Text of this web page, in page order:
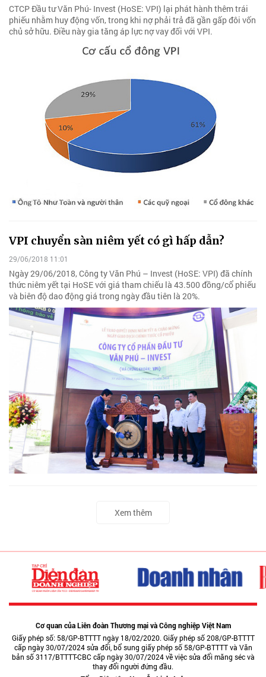
CTCP Đầu tư Văn Phú- Invest (HoSE: VPI) lại phát hành thêm trái
phiếu nhằm huy động vốn, trong khi nợ phải trả đã gần gấp đôi vốn
chủ sở hữu. Điều này gia tăng áp lực nợ vay đối với VPI.
VPI chuyển sàn niêm yết có gì hấp dẫn?
29/06/2018 11:01
Ngày 29/06/2018, Công ty Văn Phú – Invest (HoSE: VPI) đã chính
thức niêm yết tại HoSE với giá tham chiếu là 43.500 đồng/cổ phiếu
và biên độ dao động giá trong ngày đầu tiên là 20%.
Xem thêm
Cơ quan của Liên đoàn Thương mại và Công nghiệp Việt Nam
Giấy phép số: 58/GP-BTTTT ngày 18/02/2020. Giấy phép số 208/GP-BTTTT
cấp ngày 30/07/2024 sửa đổi, bổ sung giấy phép số 58/GP-BTTTT và Văn
bản số 3117/BTTTT-CBC cấp ngày 30/07/2024 về việc sửa đổi măng séc và
thay đổi người đứng đầu.